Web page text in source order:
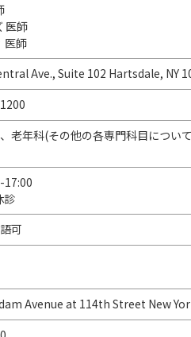
医師
医師
Ave., Suite 102 Hartsdale, NY
老年科(その他の各専門科目につい
17:00
診
可
Avenue at 114th Street New